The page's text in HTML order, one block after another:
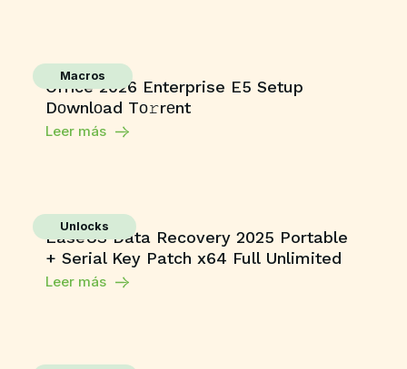
Macros
Office 2026 Enterprise E5 Setup
Dоwnlоad Tо𝚛rеnt
Leer más
Unlocks
EaseUS Data Recovery 2025 Portable
+ Serial Key Patch x64 Full Unlimited
Leer más